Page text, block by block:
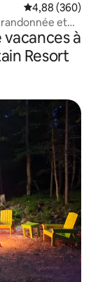
Évaluation
4,88 (360)
et
à
Resort